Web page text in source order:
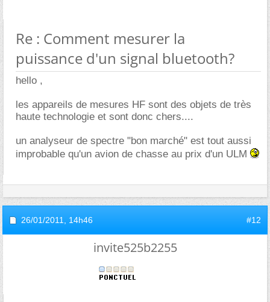
Re : Comment mesurer la
puissance d'un signal bluetooth?
hello ,
les appareils de mesures HF sont des objets de très
haute technologie et sont donc chers....
un analyseur de spectre "bon marché" est tout aussi
improbable qu'un avion de chasse au prix d'un ULM
26/01/2011, 14h46 #12
invite525b2255